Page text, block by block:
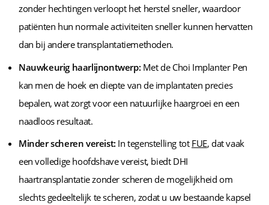
zonder hechtingen verloopt het herstel sneller, waardoor
patiënten hun normale activiteiten sneller kunnen hervatten
dan bij andere transplantatiemethoden.
Nauwkeurig haarlijnontwerp: Met de Choi Implanter Pen
kan men de hoek en diepte van de implantaten precies
bepalen, wat zorgt voor een natuurlijke haargroei en een
naadloos resultaat.
Minder scheren vereist: In tegenstelling tot FUE, dat vaak
een volledige hoofdshave vereist, biedt DHI
haartransplantatie zonder scheren de mogelijkheid om
slechts gedeeltelijk te scheren, zodat u uw bestaande kapsel